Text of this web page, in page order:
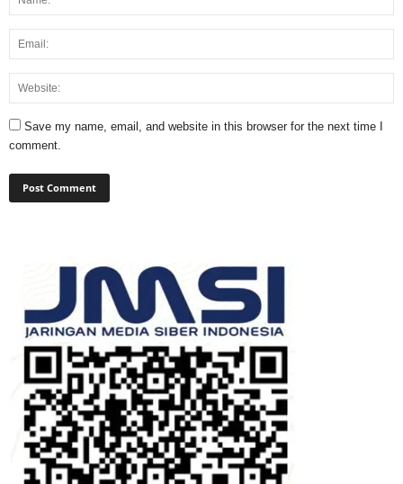
Save my name, email, and website in this browser for the next time I
comment.